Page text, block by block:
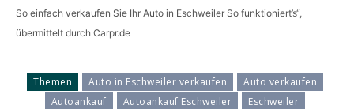
So einfach verkaufen Sie Ihr Auto in Eschweiler So funktioniert’s“,
übermittelt durch Carpr.de
Themen Auto in Eschweiler verkaufen
Auto verkaufen
Autoankauf
Autoankauf Eschweiler
Eschweiler